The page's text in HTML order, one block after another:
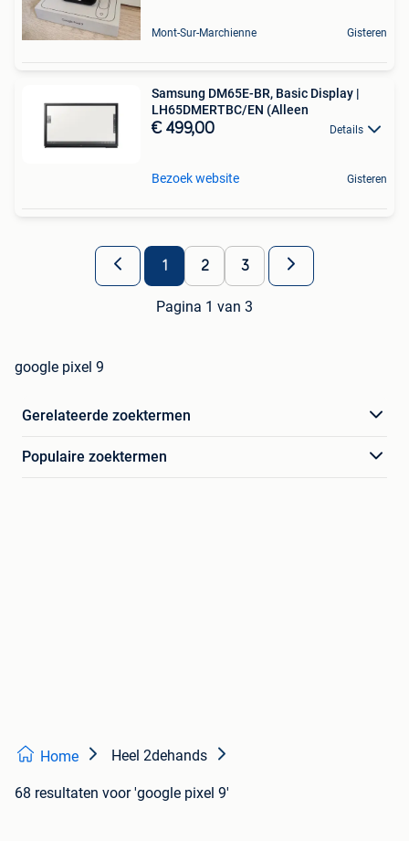
Mont-Sur-Marchienne Gisteren
Samsung DM65E-BR, Basic Display |
LH65DMERTBC/EN (Alleen
€ 499,00 Details
Bezoek website Gisteren
1 2 3
Pagina 1 van 3
google pixel 9
Gerelateerde zoektermen
Populaire zoektermen
Home Heel 2dehands
68 resultaten voor 'google pixel 9'